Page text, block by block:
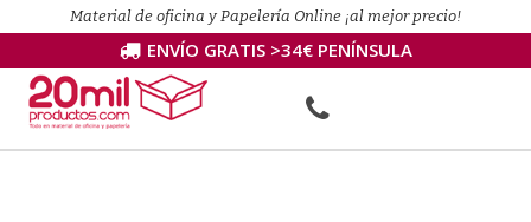
Material de oficina y Papelería Online ¡al mejor precio!
ENVÍO GRATIS >34€ PENÍNSULA